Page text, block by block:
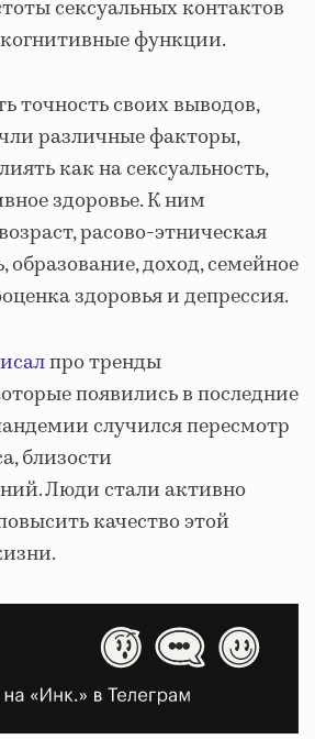
сексуальных контактов
функции.
точность своих выводов,
различные факторы,
как на сексуальность,
здоровье. К ним
расово-этническая
доход, семейное
здоровья и депрессия.
про тренды
появились в последние
случился пересмотр
близости
Люди стали активно
качество этой